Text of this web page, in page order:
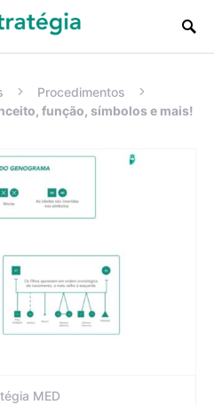
Procedimentos
função, símbolos e mais!
MED